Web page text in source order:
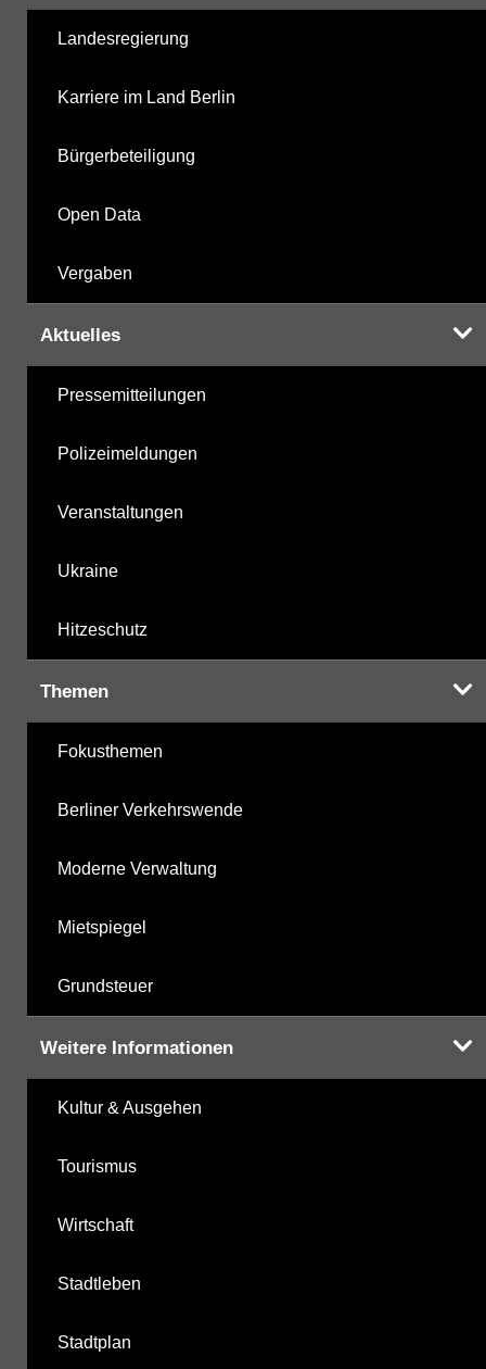
Landesregierung
Karriere im Land Berlin
Bürgerbeteiligung
Open Data
Vergaben
Aktuelles
Pressemitteilungen
Polizeimeldungen
Veranstaltungen
Ukraine
Hitzeschutz
Themen
Fokusthemen
Berliner Verkehrswende
Moderne Verwaltung
Mietspiegel
Grundsteuer
Weitere Informationen
Kultur & Ausgehen
Tourismus
Wirtschaft
Stadtleben
Stadtplan